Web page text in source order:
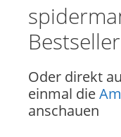
Bestseller
Oder direkt
einmal die
anschauen